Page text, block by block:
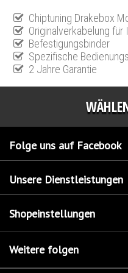
Chiptuning Drakebox
Originalverkabelung für
Befestigungsbinder
Spezifische
2 Jahre Garantie
Folge uns auf Facebook
Unsere Dienstleistungen
Shopeinstellungen
Weitere folgen